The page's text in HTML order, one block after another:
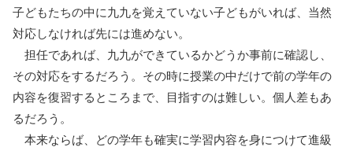
子どもたちの中に九九を覚えていない子どもがいれば、当然
対応しなければ先には進めない。
担任であれば、九九ができているかどうか事前に確認し、
その対応をするだろう。その時に授業の中だけで前の学年の
内容を復習するところまで、目指すのは難しい。個人差もあ
るだろう。
本来ならば、どの学年も確実に学習内容を身につけて進級